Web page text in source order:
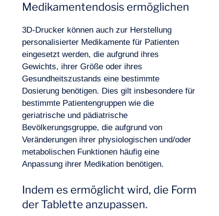
Medikamentendosis ermöglichen
3D-Drucker können auch zur Herstellung
personalisierter Medikamente für Patienten
eingesetzt werden, die aufgrund ihres
Gewichts, ihrer Größe oder ihres
Gesundheitszustands eine bestimmte
Dosierung benötigen. Dies gilt insbesondere für
bestimmte Patientengruppen wie die
geriatrische und pädiatrische
Bevölkerungsgruppe, die aufgrund von
Veränderungen ihrer physiologischen und/oder
metabolischen Funktionen häufig eine
Anpassung ihrer Medikation benötigen.
Indem es ermöglicht wird, die Form
der Tablette anzupassen.